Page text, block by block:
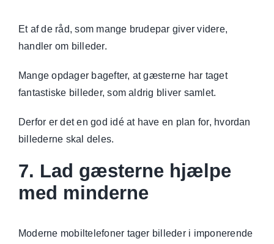
Et af de råd, som mange brudepar giver videre,
handler om billeder.
Mange opdager bagefter, at gæsterne har taget
fantastiske billeder, som aldrig bliver samlet.
Derfor er det en god idé at have en plan for, hvordan
billederne skal deles.
7. Lad gæsterne hjælpe
med minderne
Moderne mobiltelefoner tager billeder i imponerende